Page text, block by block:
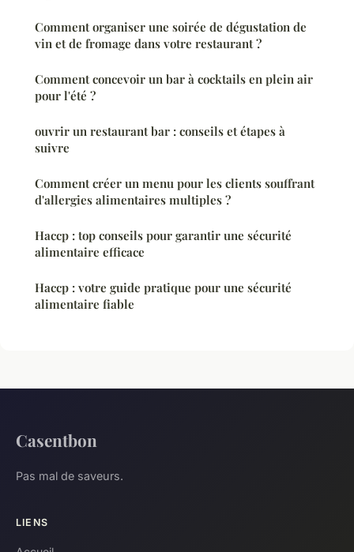
Comment organiser une soirée de dégustation de
vin et de fromage dans votre restaurant ?
Comment concevoir un bar à cocktails en plein air
pour l'été ?
ouvrir un restaurant bar : conseils et étapes à
suivre
Comment créer un menu pour les clients souffrant
d'allergies alimentaires multiples ?
Haccp : top conseils pour garantir une sécurité
alimentaire efficace
Haccp : votre guide pratique pour une sécurité
alimentaire fiable
Casentbon
Pas mal de saveurs.
LIENS